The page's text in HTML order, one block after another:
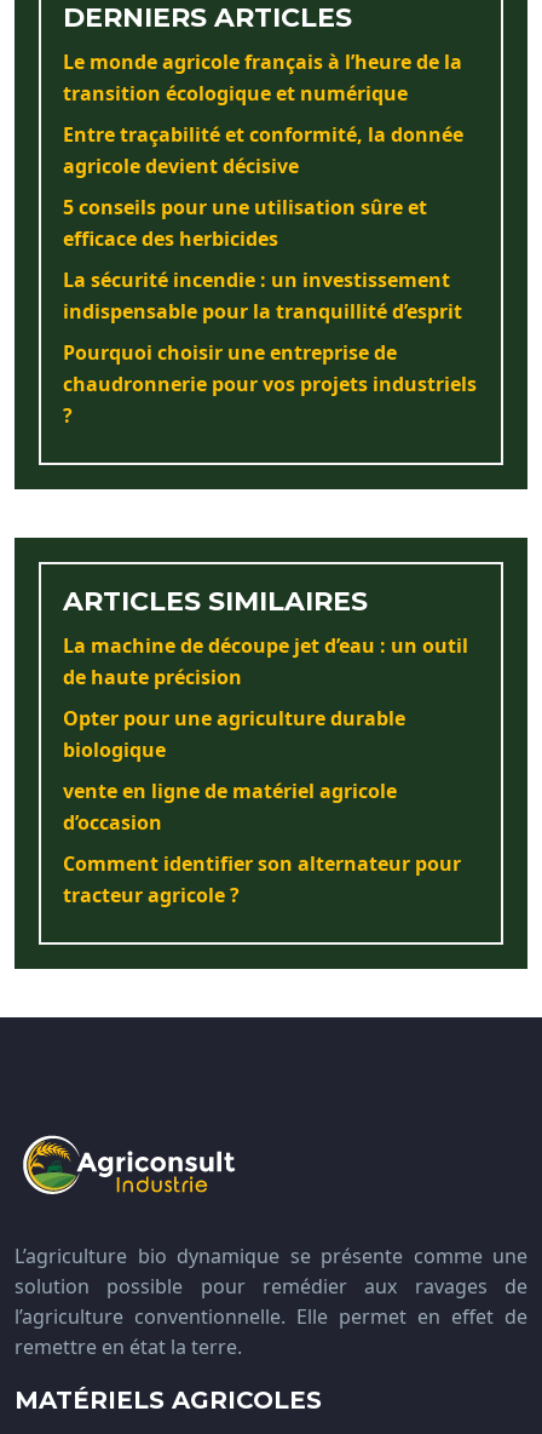
DERNIERS ARTICLES
Le monde agricole français à l’heure de la
transition écologique et numérique
Entre traçabilité et conformité, la donnée
agricole devient décisive
5 conseils pour une utilisation sûre et
efficace des herbicides
La sécurité incendie : un investissement
indispensable pour la tranquillité d’esprit
Pourquoi choisir une entreprise de
chaudronnerie pour vos projets industriels
?
ARTICLES SIMILAIRES
La machine de découpe jet d’eau : un outil
de haute précision
Opter pour une agriculture durable
biologique
vente en ligne de matériel agricole
d’occasion
Comment identifier son alternateur pour
tracteur agricole ?
L’agriculture bio dynamique se présente comme une
solution possible pour remédier aux ravages de
l’agriculture conventionnelle. Elle permet en effet de
remettre en état la terre.
MATÉRIELS AGRICOLES